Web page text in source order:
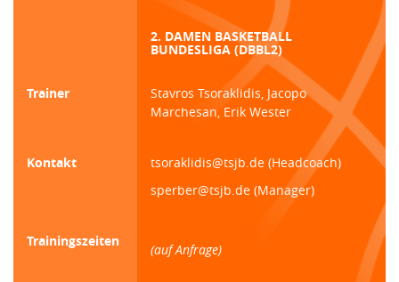
2. DAMEN BASKETBALL
BUNDESLIGA (DBBL2)
Trainer
Stavros Tsoraklidis, Jacopo
Marchesan, Erik Wester
Kontakt
tsoraklidis@tsjb.de (Headcoach)
sperber@tsjb.de (Manager)
Trainingszeiten
(auf Anfrage)